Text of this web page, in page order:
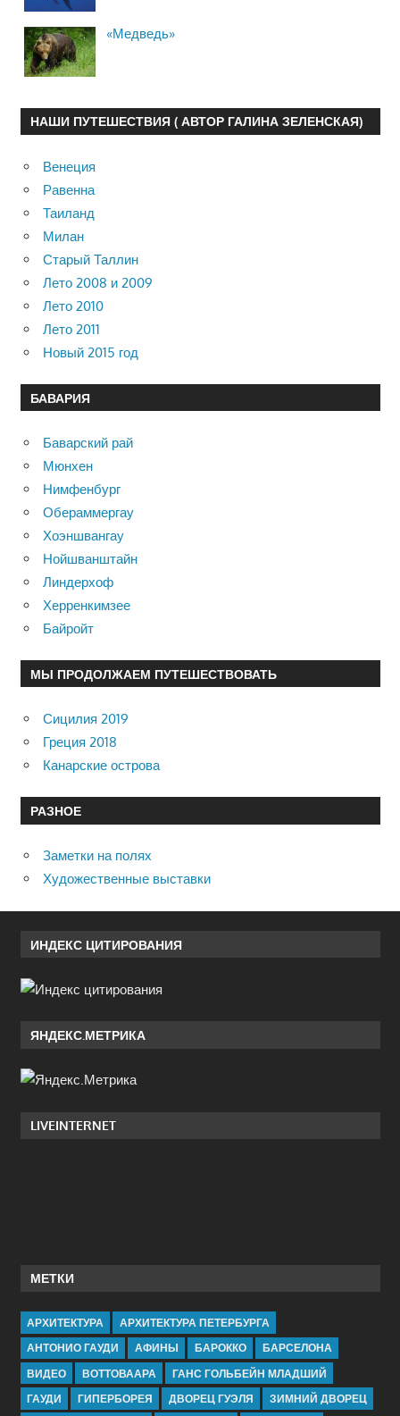
«Медведь»
НАШИ ПУТЕШЕСТВИЯ ( АВТОР ГАЛИНА ЗЕЛЕНСКАЯ)
Венеция
Равенна
Таиланд
Милан
Старый Таллин
Лето 2008 и 2009
Лето 2010
Лето 2011
Новый 2015 год
БАВАРИЯ
Баварский рай
Мюнхен
Нимфенбург
Обераммергау
Хоэншвангау
Нойшванштайн
Линдерхоф
Херренкимзее
Байройт
МЫ ПРОДОЛЖАЕМ ПУТЕШЕСТВОВАТЬ
Сицилия 2019
Греция 2018
Канарские острова
РАЗНОЕ
Заметки на полях
Художественные выставки
ИНДЕКС ЦИТИРОВАНИЯ
ЯНДЕКС.МЕТРИКА
LIVEINTERNET
МЕТКИ
АРХИТЕКТУРА
АРХИТЕКТУРА ПЕТЕРБУРГА
АНТОНИО ГАУДИ
АФИНЫ БАРОККО
БАРСЕЛОНА
ВИДЕО
ВОТТОВААРА
ГАНС ГОЛЬБЕЙН МЛАДШИЙ
ГАУДИ
ГИПЕРБОРЕЯ ДВОРЕЦ ГУЭЛЯ ЗИМНИЙ ДВОРЕЦ